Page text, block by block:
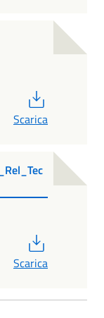
Scarica
Scarica